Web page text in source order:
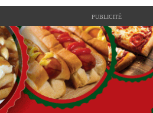
PUBLICITÉ